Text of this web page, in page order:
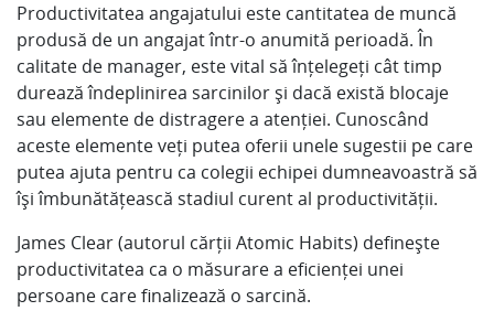
Productivitatea angajatului este cantitatea de muncă
produsă de un angajat într-o anumită perioadă. În
calitate de manager, este vital să înțelegeți cât timp
durează îndeplinirea sarcinilor și dacă există blocaje
sau elemente de distragere a atenției. Cunoscând
aceste elemente veți putea oferii unele sugestii pe care
putea ajuta pentru ca colegii echipei dumneavoastră să
își îmbunătățească stadiul curent al productivității.
James Clear (autorul cărții Atomic Habits) definește
productivitatea ca o măsurare a eficienței unei
persoane care finalizează o sarcină.